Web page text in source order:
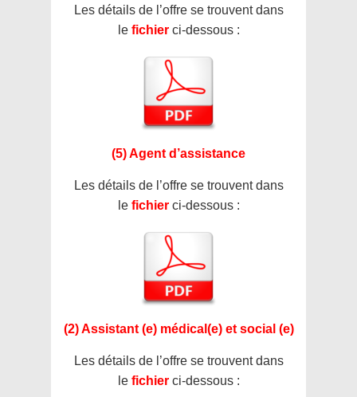
Les détails de l’offre se trouvent dans
le fichier ci-dessous :
(5) Agent d’assistance
Les détails de l’offre se trouvent dans
le fichier ci-dessous :
(2) Assistant (e) médical(e) et social (e)
Les détails de l’offre se trouvent dans
le fichier ci-dessous :